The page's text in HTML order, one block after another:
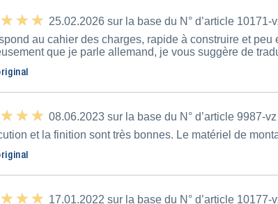
★ ★
★ ★ 25.02.2026 sur la base du N° d’article 10171-
au cahier des charges, rapide à construire et
que je parle allemand, je vous suggère de
★ ★
★ ★ 08.06.2023 sur la base du N° d’article 9987-vz
et la finition sont très bonnes. Le matériel de
★ ★
★ ★ 17.01.2022 sur la base du N° d’article 10177-